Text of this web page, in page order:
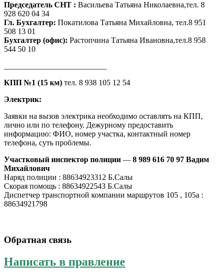
Председатель СНТ : Васильева Татьяна Николаевна,тел. 8
928 620 04 34
Гл. Бухгалтер: Покатилова Татьяна Михайловна, тел.8 951
508 13 01
Бухгалтер (офис): Растопчина Татьяна Ивановна,тел.8 958
544 50 10
КПП №1 (15 км) тел. 8 938 105 12 54
Электрик:
Заявки на вызов электрика необходимо оставлять на КПП,
лично или по телефону. Дежурному предоставить
информацию: ФИО, номер участка, контактный номер
телефона, суть проблемы.
Участковый инспектор полиции — 8 989 616 70 97 Вадим
Михайлович
Наряд полиции : 88634923312 Б.Салы
Скорая помощь : 88634922543 Б.Салы
Диспетчер транспортной компании маршрутов 105 , 105а :
88634921798
Обратная связь
Написать в правление